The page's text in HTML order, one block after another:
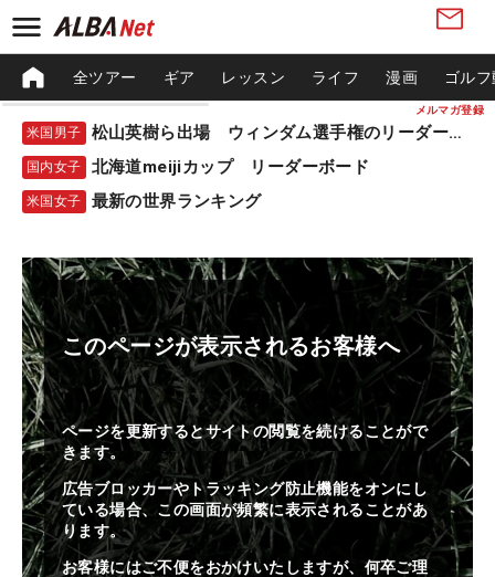
メルマガ登録
全ツアー ギア レッスン ライフ 漫画 ゴル
米国男子 松山英樹ら出場 ウィンダム選手権のリーダーボード
国内女子 北海道meijiカップ リーダーボード
米国女子 最新の世界ランキング
このページが表示されるお客様へ
ページを更新するとサイトの閲覧を続けることがで
きます。
広告ブロッカーやトラッキング防止機能をオンにし
ている場合、この画面が頻繁に表示されることがあ
ります。
お客様にはご不便をおかけいたしますが、何卒ご理